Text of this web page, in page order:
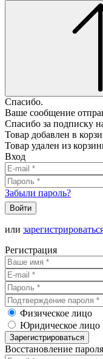
Спасибо.
Ваше сообщение
Спасибо за подписку
Товар добавлен в
Товар удален из
Вход
Забыли пароль?
Войти
или
Регистрация
Физическое лицо
Юридическое лицо
Зарегистрироваться
Восстановление пароля